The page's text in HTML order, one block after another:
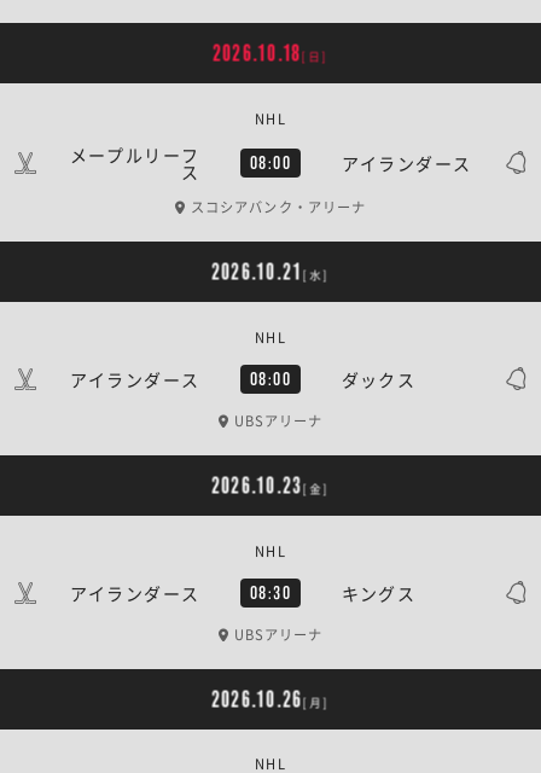
2026.10.18[日]
メープルリーフ
ス 08:00 アイランダース
NHL
スコシアバンク・アリーナ
2026.10.21 [水]
アイランダース 08:00 ダックス
NHL
UBSアリーナ
2026.10.23[金]
アイランダース 08:30 キングス
NHL
UBSアリーナ
2026.10.26[月]
NHL